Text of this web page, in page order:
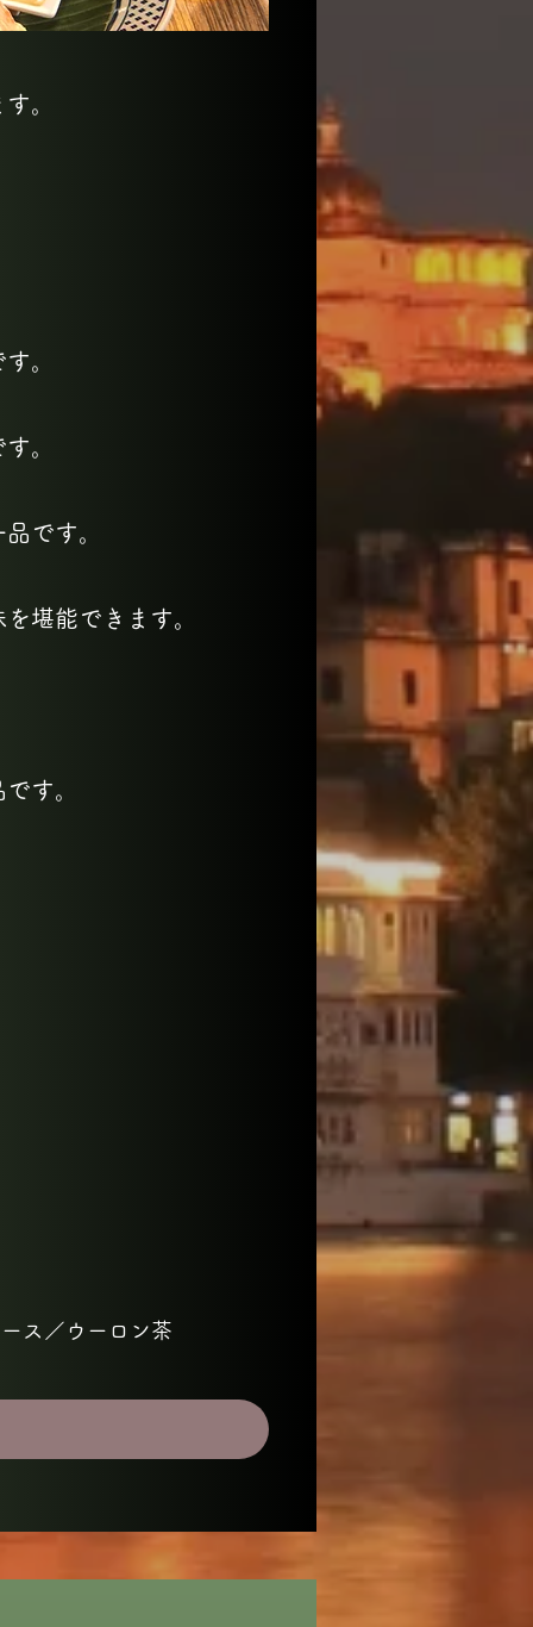
。
。
。
です。
堪能できます。
す。
ス／ウーロン茶